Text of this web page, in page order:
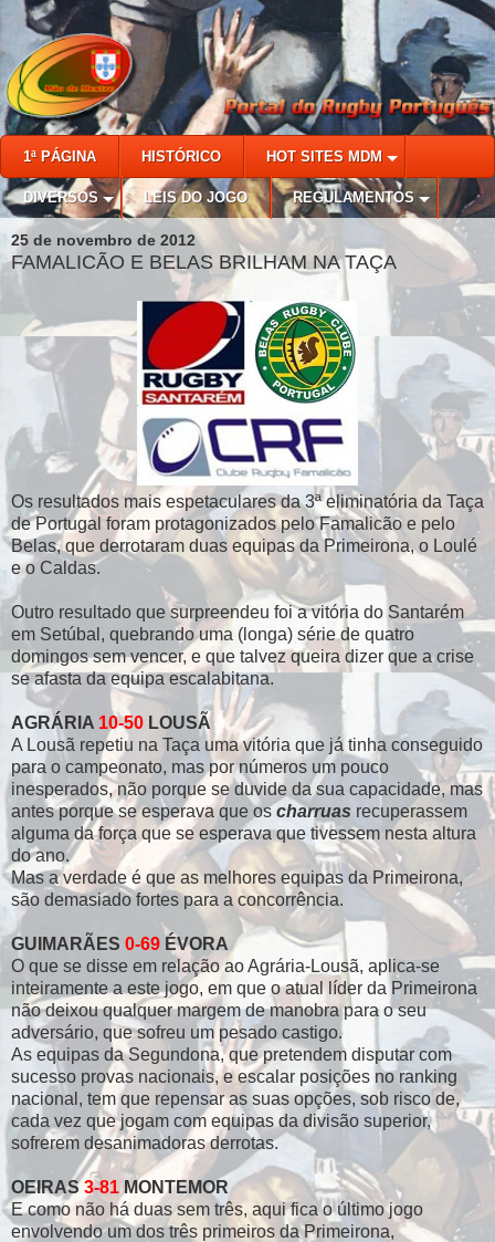
1ª PÁGINA HISTÓRICO HOT SITES MDM
DIVERSOS LEIS DO JOGO REGULAMENTOS
25 de novembro de 2012
FAMALICÃO E BELAS BRILHAM NA TAÇA
Os resultados mais espetaculares da 3ª eliminatória da Taça
de Portugal foram protagonizados pelo Famalicão e pelo
Belas, que derrotaram duas equipas da Primeirona, o Loulé
e o Caldas.
Outro resultado que surpreendeu foi a vitória do Santarém
em Setúbal, quebrando uma (longa) série de quatro
domingos sem vencer, e que talvez queira dizer que a crise
se afasta da equipa escalabitana.
AGRÁRIA 10-50 LOUSÃ
A Lousã repetiu na Taça uma vitória que já tinha conseguido
para o campeonato, mas por números um pouco
inesperados, não porque se duvide da sua capacidade, mas
antes porque se esperava que oscharruas recuperassem
alguma da força que se esperava que tivessem nesta altura
do ano.
Mas a verdade é que as melhores equipas da Primeirona,
são demasiado fortes para a concorrência.
GUIMARÃES 0-69 ÉVORA
O que se disse em relação ao Agrária-Lousã, aplica-se
inteiramente a este jogo, em que o atual líder da Primeirona
não deixou qualquer margem de manobra para o seu
adversário, que sofreu um pesado castigo.
As equipas da Segundona, que pretendem disputar com
sucesso provas nacionais, e escalar posições no ranking
nacional, tem que repensar as suas opções, sob risco de,
cada vez que jogam com equipas da divisão superior,
sofrerem desanimadoras derrotas.
OEIRAS3-81 MONTEMOR
E como não há duas sem três, aqui fica o último jogo
envolvendo um dos três primeiros da Primeirona,